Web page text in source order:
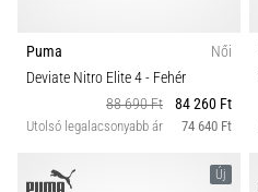
Puma
Női
Deviate Nitro Elite 4- Fehér
88 690 Ft
84 260 Ft
Utolsó legalacsonyabb ár 74 640 Ft
Új